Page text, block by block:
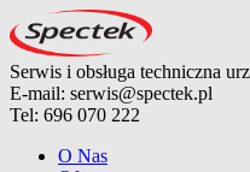
Serwis i obsługa techniczna
E-mail: serwis@spectek.pl
Tel: 696 070 222
O Nas